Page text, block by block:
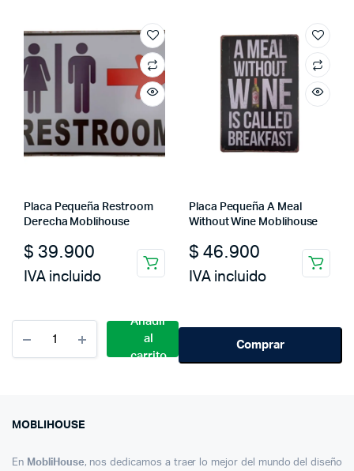
Placa Pequeña Restroom
Derecha Moblihouse
$ 39.900
IVA incluido
Placa Pequeña A Meal
Without Wine Moblihouse
$ 46.900
IVA incluido
Placas
Auto
Añadir
al
carrito
Comprar
MOBLIHOUSE
En MobliHouse, nos dedicamos a traer lo mejor del mundo del diseño